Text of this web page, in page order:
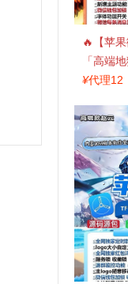
🔥【苹果
「高端
+斗战神
¥代理12